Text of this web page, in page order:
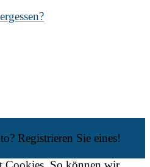
Registrieren Sie eines!